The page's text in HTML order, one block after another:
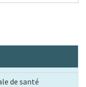
de santé